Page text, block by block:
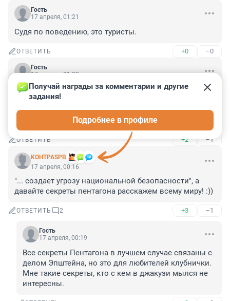
Гость
17 апреля, 01:21
Судя по поведению, это туристы.
ОТВЕТИТЬ +0 –0
Гость
17 апреля, 01:20
С такими "конгрессменами" долго ли США протянут?
Хотя, как утверждал Задорнов - у них свои
особенности.., но всё же, это же уровень Терешковой
с мешками писем! )
ОТВЕТИТЬ +2 –1
KOHTPASPB
Получай награды за комментарии и другие
задания!
Подробнее в профиле
17 апреля, 00:16
"... создает угрозу национальной безопасности", а
давайте секреты пентагона расскажем всему миру! :))
ОТВЕТИТЬ 2 +3 –1
Гость
17 апреля, 00:19
Все секреты Пентагона в лучшем случае связаны с
делом Эпштейна, но это для любителей клубнички.
Мне такие секреты, кто с кем в джакузи мылся не
интересны.